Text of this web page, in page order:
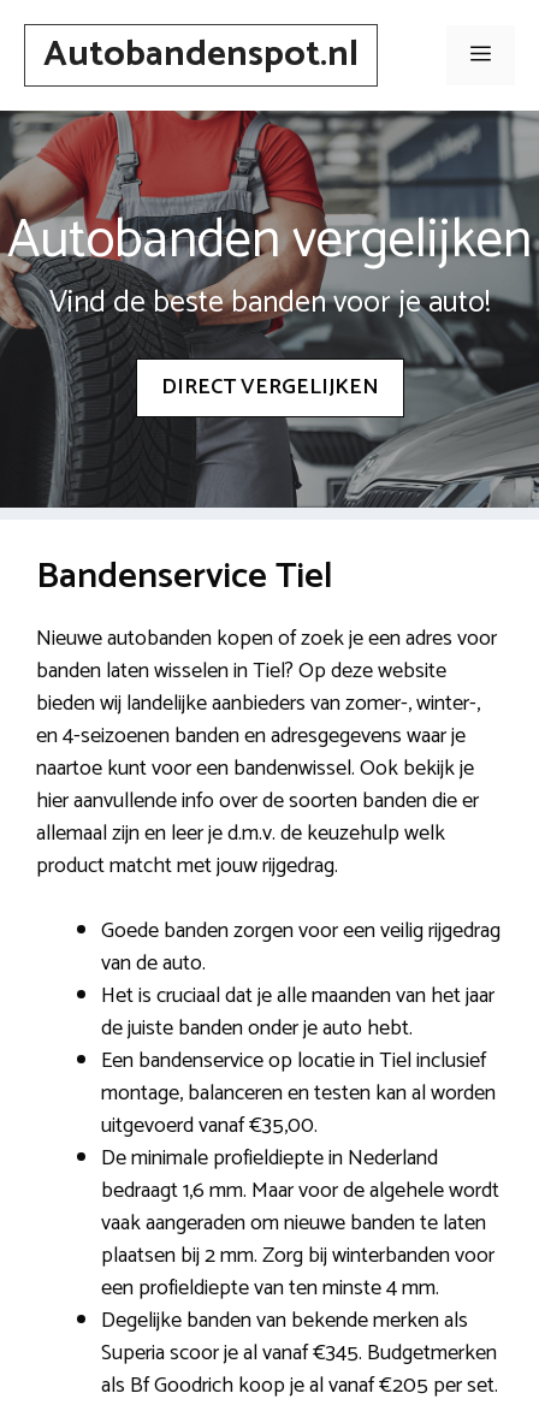
Spring
inhoudAutobandenspot.nl Menu
Autobanden vergelijken
Vind de beste banden voor je auto!
DIRECT VERGELIJKEN
Bandenservice Tiel
Nieuwe autobanden kopen of zoek je een adres voor
banden laten wisselen in Tiel? Op deze website
bieden wij landelijke aanbieders van zomer-, winter-,
en 4-seizoenen banden en adresgegevens waar je
naartoe kunt voor een bandenwissel. Ook bekijk je
hier aanvullende info over de soorten banden die er
allemaal zijn en leer je d.m.v. de keuzehulp welk
product matcht met jouw rijgedrag.
Goede banden zorgen voor een veilig rijgedrag
van de auto.
Het is cruciaal dat je alle maanden van het jaar
de juiste banden onder je auto hebt.
Een bandenservice op locatie in Tiel inclusief
montage, balanceren en testen kan al worden
uitgevoerd vanaf €35,00.
De minimale profieldiepte in Nederland
bedraagt 1,6 mm. Maar voor de algehele wordt
vaak aangeraden om nieuwe banden te laten
plaatsen bij 2 mm. Zorg bij winterbanden voor
een profieldiepte van ten minste 4 mm.
Degelijke banden van bekende merken als
Superia scoor je al vanaf €345. Budgetmerken
als Bf Goodrich koop je al vanaf €205 per set.